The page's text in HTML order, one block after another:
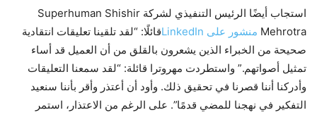
استجاب أيضًا الرئيس التنفيذي لشركة Superhuman Shishir
Mehrotra منشور على LinkedIn
قائلًا: “لقد تلقينا تعليقات انتقادية
صحيحة من الخبراء الذين يشعرون بالقلق من أن العميل قد أساء
تمثيل أصواتهم.” واستطردت مهروترا قائلة: “لقد سمعنا التعليقات
وأدركنا أننا قصرنا في تحقيق ذلك. وأود أن أعتذر وأقر بأننا سنعيد
التفكير في نهجنا للمضي قدمًا”. على الرغم من الاعتذار، استمر